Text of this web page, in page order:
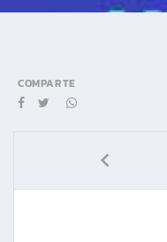
COMPARTE